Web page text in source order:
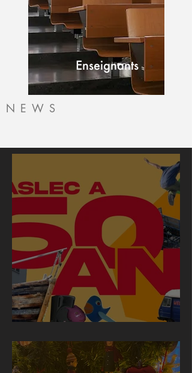
Enseignants
NEWS